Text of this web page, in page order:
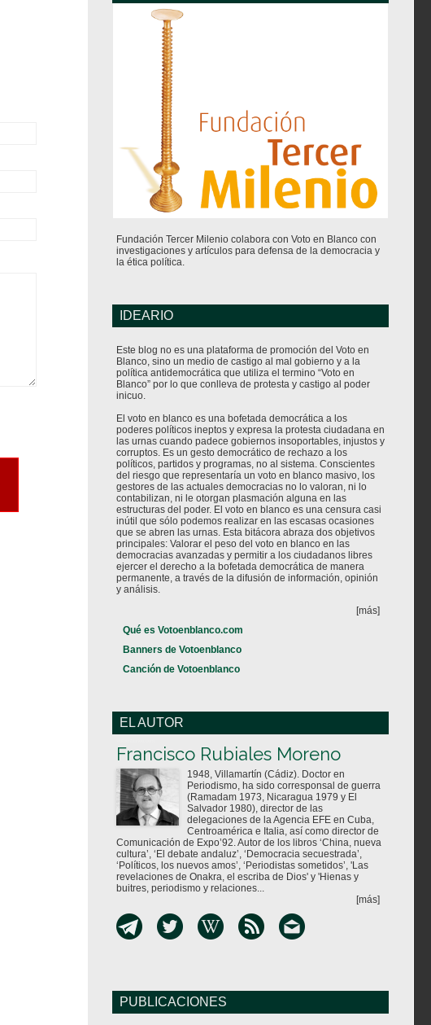
Fundación Tercer Milenio colabora con Voto en Blanco con
investigaciones y artículos para defensa de la democracia y
la ética política.
IDEARIO
Este blog no es una plataforma de promoción del Voto en
Blanco, sino un medio de castigo al mal gobierno y a la
política antidemocrática que utiliza el termino “Voto en
Blanco” por lo que conlleva de protesta y castigo al poder
inicuo.
El voto en blanco es una bofetada democrática a los
poderes políticos ineptos y expresa la protesta ciudadana en
las urnas cuando padece gobiernos insoportables, injustos y
corruptos. Es un gesto democrático de rechazo a los
políticos, partidos y programas, no al sistema. Conscientes
del riesgo que representaría un voto en blanco masivo, los
gestores de las actuales democracias no lo valoran, ni lo
contabilizan, ni le otorgan plasmación alguna en las
estructuras del poder. El voto en blanco es una censura casi
inútil que sólo podemos realizar en las escasas ocasiones
que se abren las urnas. Esta bitácora abraza dos objetivos
principales: Valorar el peso del voto en blanco en las
democracias avanzadas y permitir a los ciudadanos libres
ejercer el derecho a la bofetada democrática de manera
permanente, a través de la difusión de información, opinión
y análisis.
[más]
Qué es Votoenblanco.com
Banners de Votoenblanco
Canción de Votoenblanco
EL AUTOR
Francisco Rubiales Moreno
1948, Villamartín (Cádiz). Doctor en
Periodismo, ha sido corresponsal de guerra
(Ramadam 1973, Nicaragua 1979 y El
Salvador 1980), director de las
delegaciones de la Agencia EFE en Cuba,
Centroamérica e Italia, así como director de
Comunicación de Expo’92. Autor de los libros ‘China, nueva
cultura’, ‘El debate andaluz’, ‘Democracia secuestrada’,
‘Políticos, los nuevos amos’, ‘Periodistas sometidos’, 'Las
revelaciones de Onakra, el escriba de Dios' y 'Hienas y
buitres, periodismo y relaciones...
[más]
PUBLICACIONES